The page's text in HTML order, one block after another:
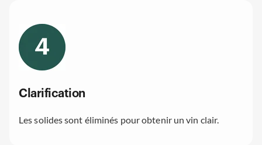
Clarification
Les solides sont éliminés pour obtenir un vin clair.